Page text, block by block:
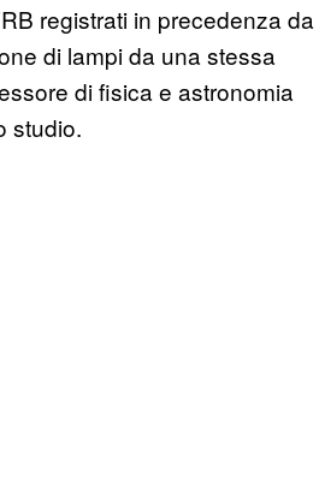
registrati in precedenza da
di lampi da una stessa
di fisica e astronomia
studio.